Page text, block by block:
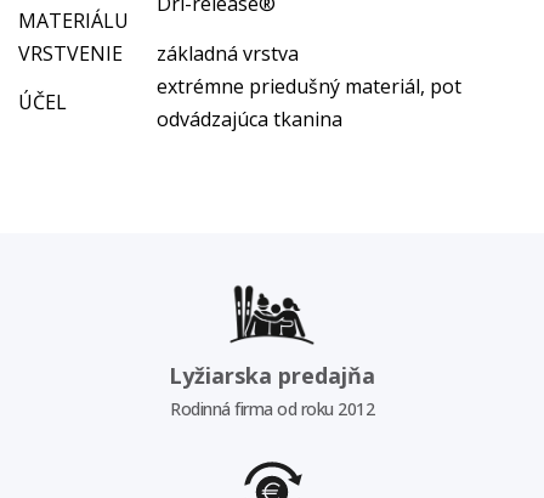
MATERIÁLU
VRSTVENIE
základná vrstva
ÚČEL
extrémne priedušný materiál, pot
odvádzajúca tkanina
Lyžiarska predajňa
Rodinná firma od roku 2012